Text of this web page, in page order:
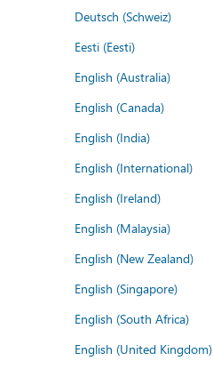
Deutsch (Schweiz)
Eesti (Eesti)
English (Australia)
English (Canada)
English (India)
English (International)
English (Ireland)
English (Malaysia)
English (New Zealand)
English (Singapore)
English (South Africa)
English (United Kingdom)